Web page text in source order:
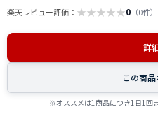
楽天レビュー評価： ★★★★★0 （0件）
詳
この商
※オススメは1商品につき1日1回